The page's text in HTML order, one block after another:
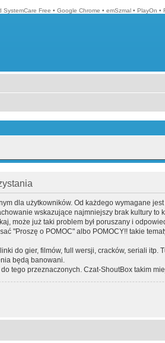
SystemCare Free • Google Chrome • emSzmal • PlayOn •
dla użytkowników. Od każdego wymagane jest
wskazujące najmniejszy brak kultury to
może już taki problem był poruszany i
"Proszę o POMOC" albo POMOCY!! takie
do gier, filmów, full wersji, cracków, seriali itp.
będą banowani.
tego przeznaczonych. Czat-ShoutBox takim